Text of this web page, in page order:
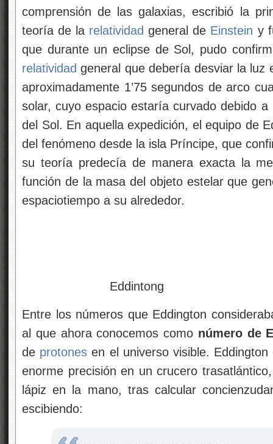
comprensión de las galaxias, escribió la
teoría de la relatividad general de Einstein y
que durante un eclipse de Sol, pudo
relatividad general que debería desviar la luz
aproximadamente 1’75 segundos de arco
solar, cuyo espacio estaría curvado debido
del Sol. En aquella expedición, el equipo de
del fenómeno desde la isla Príncipe, que
su teoría predecía de manera exacta la
función de la masa del objeto estelar que
espaciotiempo a su alrededor.
Eddintong
Entre los números que Eddington
al que ahora conocemos como número de
de protones en el universo visible.
enorme precisión en un crucero
lápiz en la mano, tras calcular
escibiendo: